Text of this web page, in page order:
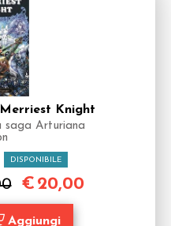
Knight
saga Arturiana
DISPONIBILE
€ 20,00